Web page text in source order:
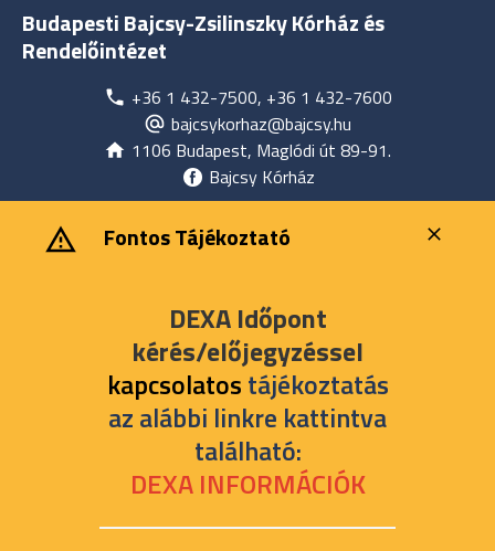
Budapesti Bajcsy-Zsilinszky Kórház és
Rendelőintézet
+36 1 432-7500, +36 1 432-7600
bajcsykorhaz@bajcsy.hu
1106 Budapest, Maglódi út 89-91.
Bajcsy Kórház
‎ ‎Fontos Tájékoztató
DEXA Időpont
kérés/előjegyzéssel
kapcsolatostájékoztatás
az alábbi linkre kattintva
található:
DEXA INFORMÁCIÓK